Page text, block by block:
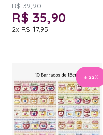
R$ 39,90
R$ 35,90
2x R$ 17,95
22%